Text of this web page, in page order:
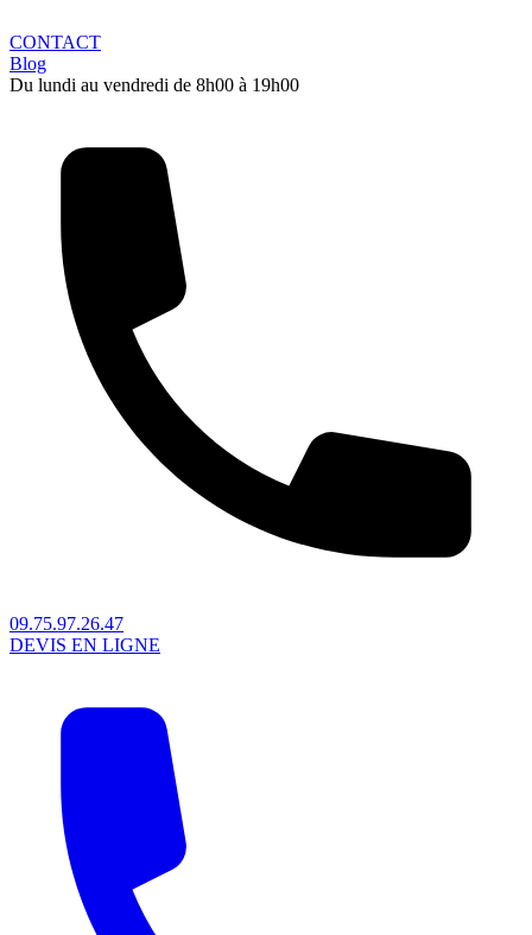
CONTACT
Blog
Du lundi au vendredi de 8h00 à 19h00
09.75.97.26.47
DEVIS EN LIGNE